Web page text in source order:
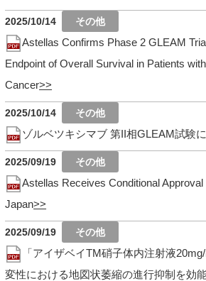
2025/10/14
Astellas Confirms Phase 2 GLEAM
Endpoint of Overall Survival in Patients
Cancer
2025/10/14
ゾルベツキシマブ 第II相GLEAM試験
2025/09/19
Astellas Receives Conditional Approval
Japan
2025/09/19
「アイザベイTM硝子体内注射液
変性における地図状萎縮の進行抑制を効